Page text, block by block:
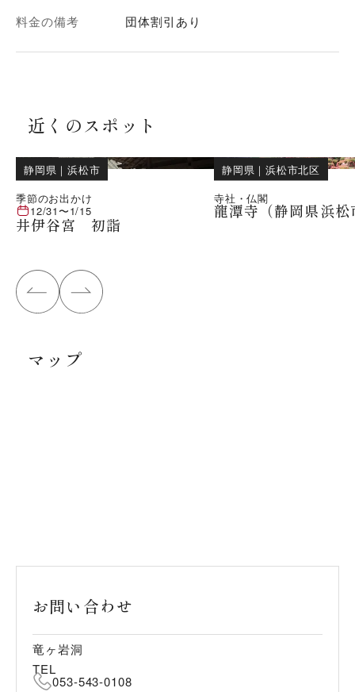
料金の備考 団体割引あり
近くのスポット
静岡県 ｜浜松市
季節のお出かけ
12/31〜1/15
井伊谷宮 初詣
静岡県 ｜浜松市北区
寺社・仏閣
龍潭寺（静岡県浜松
マップ
お問い合わせ
竜ヶ岩洞
TEL
053-543-0108